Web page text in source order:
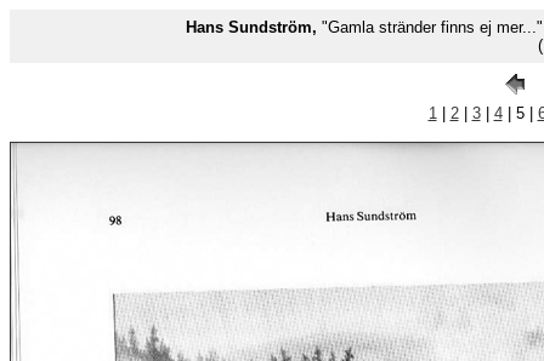
Hans Sundström, "Gamla stränder finns ej
1| 2| 3| 4| 5 |